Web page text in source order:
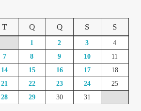
T Q Q S S
1 2 3
4
7 8 9 10
11
14 15 16 17
18
21 22 23 24
25
28 29 30 31